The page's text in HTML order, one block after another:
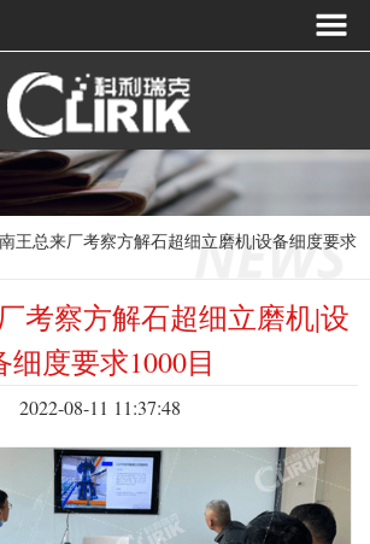
王总来厂考察方解石超细立磨机|设备细度要求
考察方解石超细立磨机|设
细度要求1000目
2022-08-11 11:37:48